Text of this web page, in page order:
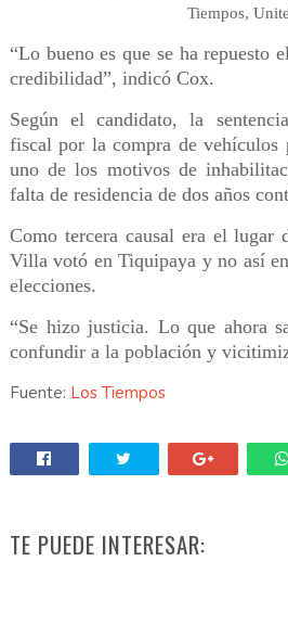
Tiempos,
“Lo bueno es que se ha repuesto
credibilidad”, indicó Cox.
Según el candidato, la
fiscal por la compra de vehículos
uno de los motivos de
falta de residencia de dos años
Como tercera causal era el lugar
Villa votó en Tiquipaya y no así
elecciones.
“Se hizo justicia. Lo que ahora
confundir a la población y
Fuente: Los Tiempos
TE PUEDE INTERESAR: